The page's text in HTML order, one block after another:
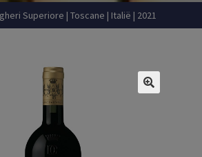
Superiore | Toscane | Italië | 2021